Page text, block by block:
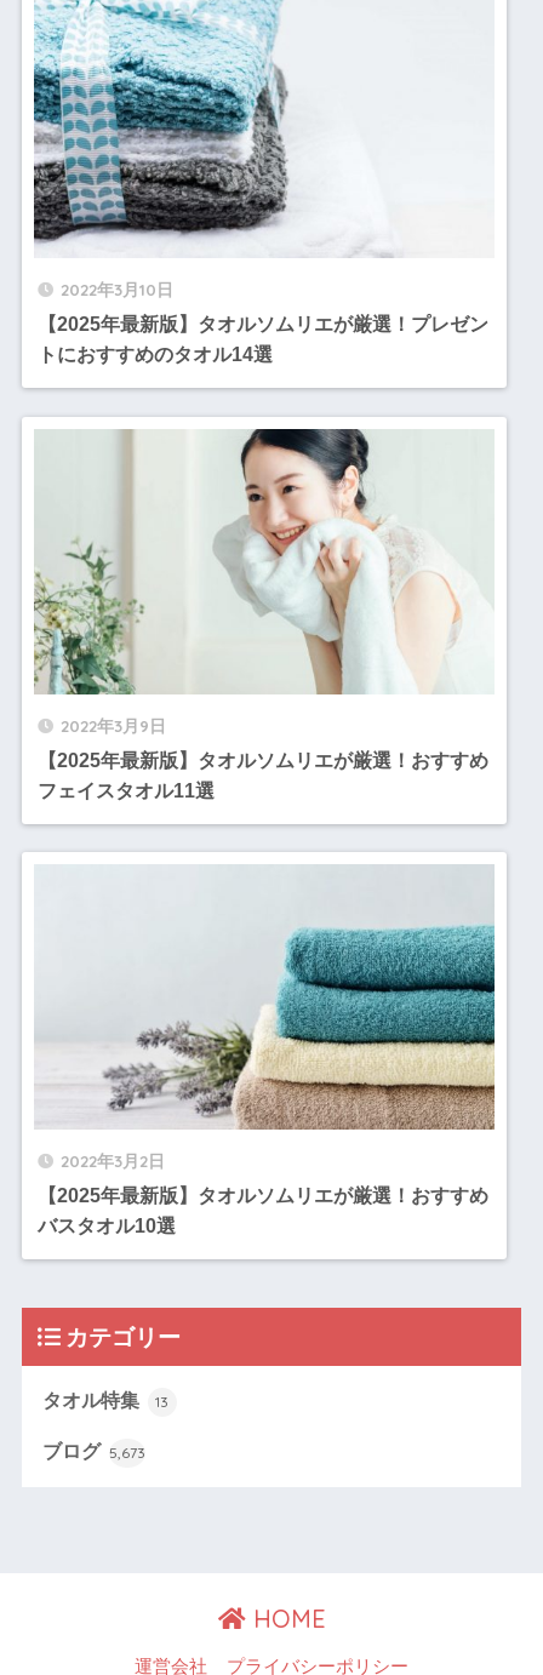
2022年3月10日
【2025年最新版】タオルソムリエが厳選！プレゼン
トにおすすめのタオル14選
2022年3月9日
【2025年最新版】タオルソムリエが厳選！おすすめ
フェイスタオル11選
2022年3月2日
【2025年最新版】タオルソムリエが厳選！おすすめ
バスタオル10選
カテゴリー
タオル特集 13
ブログ 5,673
HOME
運営会社 プライバシーポリシー